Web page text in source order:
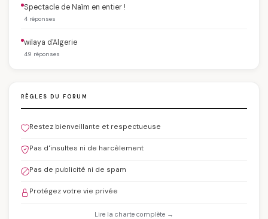
Spectacle de Naïm en entier !
4 réponses
wilaya d'Algerie
49 réponses
RÈGLES DU FORUM
Restez bienveillante et respectueuse
Pas d'insultes ni de harcèlement
Pas de publicité ni de spam
Protégez votre vie privée
Lire la charte complète →